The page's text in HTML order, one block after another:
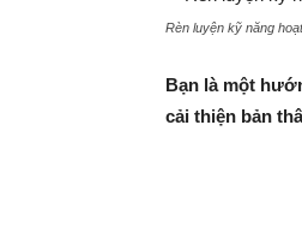
Rèn luyện kỹ năng
Bạn là một
cải thiện bản